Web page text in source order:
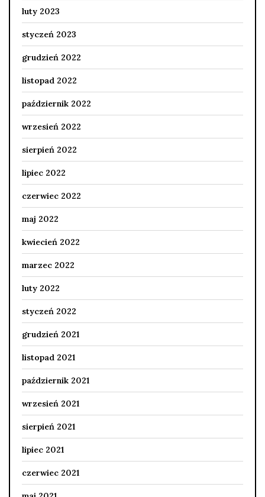
luty 2023
styczeń 2023
grudzień 2022
listopad 2022
październik 2022
wrzesień 2022
sierpień 2022
lipiec 2022
czerwiec 2022
maj 2022
kwiecień 2022
marzec 2022
luty 2022
styczeń 2022
grudzień 2021
listopad 2021
październik 2021
wrzesień 2021
sierpień 2021
lipiec 2021
czerwiec 2021